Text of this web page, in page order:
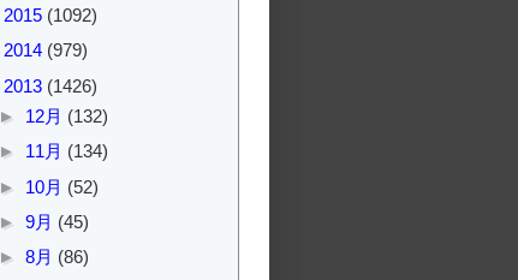
2015 (1092)
2014 (979)
2013 (1426)
► 12月 (132)
► 11月 (134)
► 10月 (52)
► 9月 (45)
► 8月 (86)